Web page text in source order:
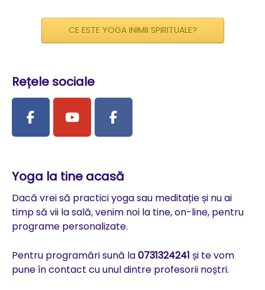
CE ESTE YOGA INIMII SPIRITUALE?
Rețele sociale
Yoga la tine acasă
Dacă vrei să practici yoga sau meditație și nu ai
timp să vii la sală, venim noi la tine, on-line, pentru
programe personalizate.
Pentru programări sună la0731324241 și te vom
pune în contact cu unul dintre profesorii noștri.